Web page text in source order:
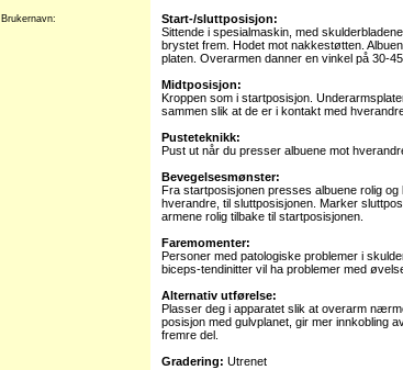
Brukernavn:
Start-/sluttposisjon:
Sittende i spesialmaskin, med
brystet frem. Hodet mot nakkestøtten.
platen. Overarmen danner en vinkel på 30-
Midtposisjon:
Kroppen som i startposisjon.
sammen slik at de er i kontakt med
Pusteteknikk:
Pust ut når du presser albuene mot
Bevegelsesmønster:
Fra startposisjonen presses albuene rolig og
hverandre, til sluttposisjonen. Marker
armene rolig tilbake til startposisjonen.
Faremomenter:
Personer med patologiske problemer i
biceps-tendinitter vil ha problemer med
Alternativ utførelse:
Plasser deg i apparatet slik at overarm
posisjon med gulvplanet, gir mer innkobling
fremre del.
Gradering: Utrenet